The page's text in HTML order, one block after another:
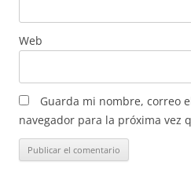
Web
Guarda mi nombre, correo
navegador para la próxima vez